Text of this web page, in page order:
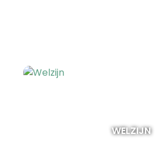
WELZIJN